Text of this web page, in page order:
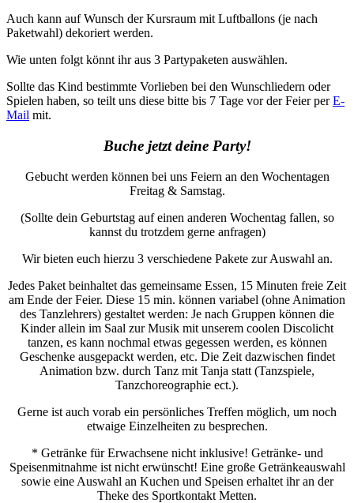
Auch kann auf Wunsch der Kursraum mit Luftballons (je nach
Paketwahl) dekoriert werden.
Wie unten folgt könnt ihr aus 3 Partypaketen auswählen.
Sollte das Kind bestimmte Vorlieben bei den Wunschliedern oder
Spielen haben, so teilt uns diese bitte bis 7 Tage vor der Feier perE-
Mail mit.
Buche jetzt deine Party!
Gebucht werden können bei uns Feiern an den Wochentagen
Freitag & Samstag.
(Sollte dein Geburtstag auf einen anderen Wochentag fallen, so
kannst du trotzdem gerne anfragen)
Wir bieten euch hierzu 3 verschiedene Pakete zur Auswahl an.
Jedes Paket beinhaltet das gemeinsame Essen, 15 Minuten freie Zeit
am Ende der Feier. Diese 15 min. können variabel (ohne Animation
des Tanzlehrers) gestaltet werden: Je nach Gruppen können die
Kinder allein im Saal zur Musik mit unserem coolen Discolicht
tanzen, es kann nochmal etwas gegessen werden, es können
Geschenke ausgepackt werden, etc. Die Zeit dazwischen findet
Animation bzw. durch Tanz mit Tanja statt (Tanzspiele,
Tanzchoreographie ect.).
Gerne ist auch vorab ein persönliches Treffen möglich, um noch
etwaige Einzelheiten zu besprechen.
* Getränke für Erwachsene nicht inklusive! Getränke- und
Speisenmitnahme ist nicht erwünscht! Eine große Getränkeauswahl
sowie eine Auswahl an Kuchen und Speisen erhaltet ihr an der
Theke des Sportkontakt Metten.